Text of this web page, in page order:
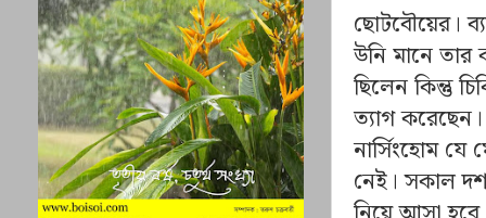
ছোটবৌয়ের।
উনি মানে তার
ছিলেন কিন্তু
ত্যাগ
নার্সিংহোম
নেই। সকাল